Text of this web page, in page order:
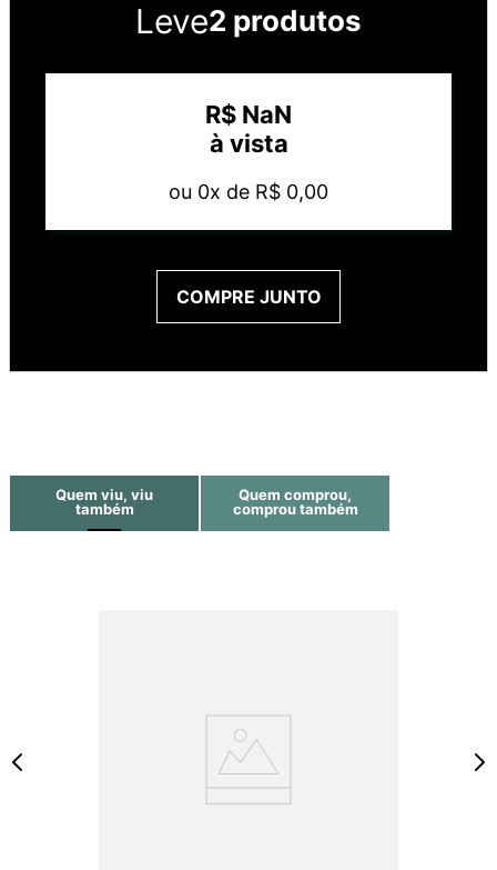
Leve2 produtos
R$ NaN
à vista
ou 0x de R$ 0,00
COMPRE JUNTO
Quem viu, viu
também
Quem comprou,
comprou também